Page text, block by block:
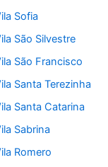
Sofia
São Silvestre
São Francisco
Santa Terezinha
Santa Catarina
Sabrina
Romero